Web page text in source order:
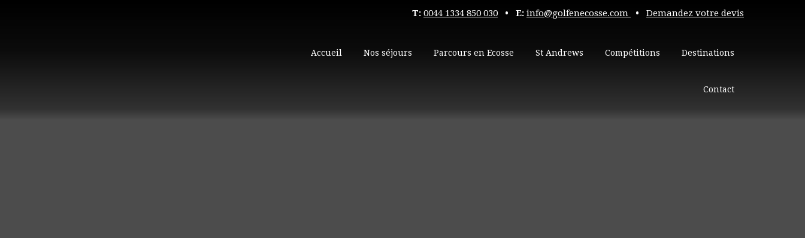
T: 0044 1334 850 030 • E: info@golfenecosse.com • Demandez votre devis
Accueil Nos séjours Parcours en Ecosse St Andrews Compétitions Destinations
Contact